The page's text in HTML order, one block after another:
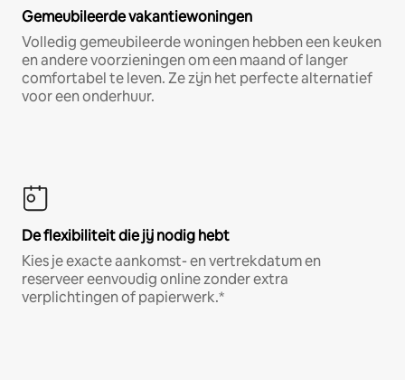
Gemeubileerde vakantiewoningen
Volledig gemeubileerde woningen hebben een keuken
en andere voorzieningen om een maand of langer
comfortabel te leven. Ze zijn het perfecte alternatief
voor een onderhuur.
De flexibiliteit die jij nodig hebt
Kies je exacte aankomst- en vertrekdatum en
reserveer eenvoudig online zonder extra
verplichtingen of papierwerk.*